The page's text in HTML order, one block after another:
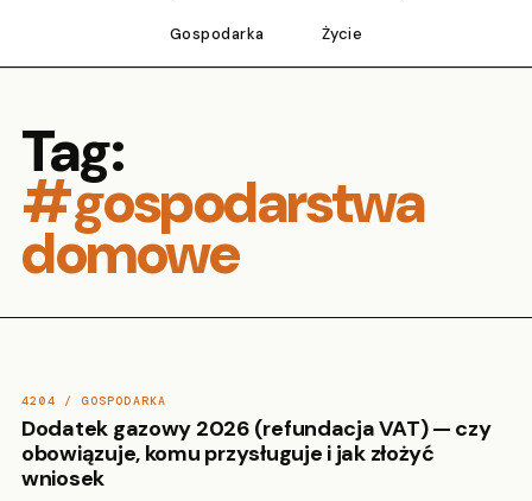
Gospodarka Życie
Tag:
#gospodarstwa
domowe
4204 / GOSPODARKA
Dodatek gazowy 2026 (refundacja VAT) — czy
obowiązuje, komu przysługuje i jak złożyć
wniosek